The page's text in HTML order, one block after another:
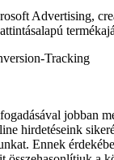
Advertising,
Tracking
jobban
hirdetéseink
Ennek